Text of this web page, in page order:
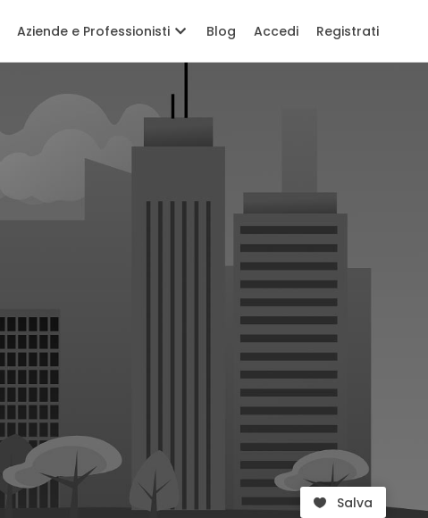
Aziende e Professionisti Blog Accedi Registrati
Salva